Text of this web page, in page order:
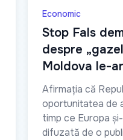
Economic
Stop Fals
despre
Moldova le-
Afirmația că
oportunitatea de
timp ce Europa
difuzată de o